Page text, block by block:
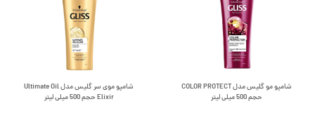
شامپو مو گلیس مدل COLOR PROTECT
حجم 500 میلی لیتر
شامپو موی سر گلیس مدل Ultimate Oil
Elixir حجم 500 میلی لیتر